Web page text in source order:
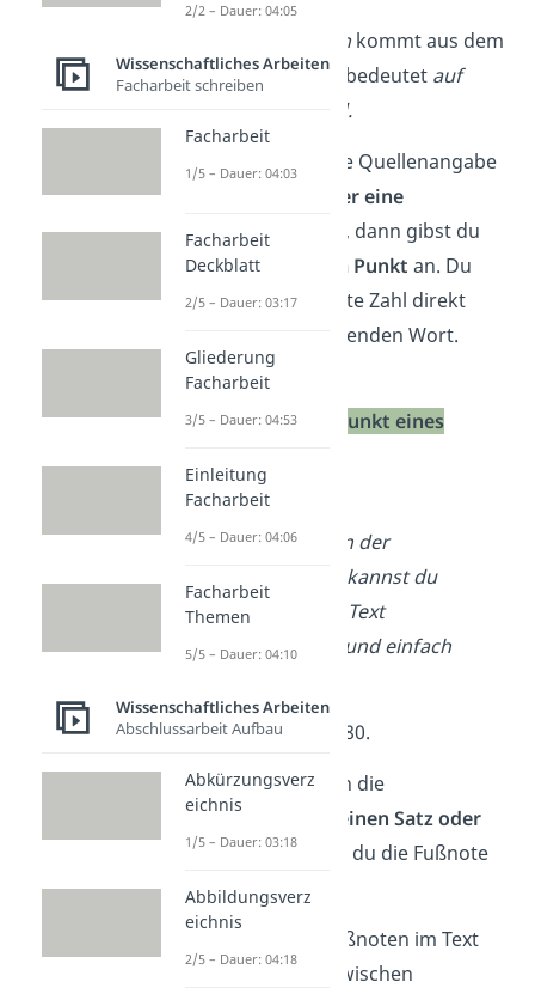
empirischkommt aus dem
Altgriechischen und bedeutet auf
Erfahrung beruhend.
Merke:Wenn sich die Quellenangabe
nur auf
ein Wort oder eine
Wortgruppe
bezieht, dann gibst du
die Fußnote
vor dem Punkt an. Du
setzt die hochgestellte Zahl direkt
nach dem entsprechenden Wort.
odernach dem Punkt eines
Mithilfe von Theorien der
Textverständlichkeit kannst du
überprüfen, ob dein Text
zielgruppengerecht und einfach
² vgl. Müller, 2019, S.80.
Beachte:Bezieht sich die
Quellenangabe auf
einen Satz oder
mehrere Sätze, setzt du die Fußnote
nach dem Punkt.
Beim Zitieren von Fußnoten im Text
unterschiedest du zwischen
2/2 – Dauer: 04:05
Wissenschaftliches Arbeiten
Facharbeit schreiben
Facharbeit
1/5 – Dauer: 04:03
Facharbeit
Deckblatt
2/5 – Dauer: 03:17
Gliederung
Facharbeit
3/5 – Dauer: 04:53
Einleitung
Facharbeit
4/5 – Dauer: 04:06
Facharbeit
Themen
5/5 – Dauer: 04:10
Wissenschaftliches Arbeiten
Abschlussarbeit Aufbau
Abkürzungsverz
eichnis
1/5 – Dauer: 03:18
Abbildungsverz
eichnis
2/5 – Dauer: 04:18